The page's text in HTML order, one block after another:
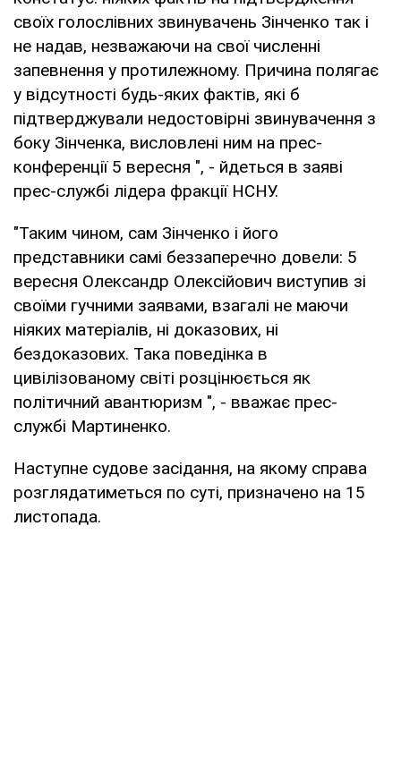
своїх голослівних звинувачень Зінченко так і
не надав, незважаючи на свої численні
запевнення у протилежному. Причина полягає
у відсутності будь-яких фактів, які б
підтверджували недостовірні звинувачення з
боку Зінченка, висловлені ним на прес-
конференції 5 вересня ", - йдеться в заяві
прес-службі лідера фракції НСНУ.
"Таким чином, сам Зінченко і його
представники самі беззаперечно довели: 5
вересня Олександр Олексійович виступив зі
своїми гучними заявами, взагалі не маючи
ніяких матеріалів, ні доказових, ні
бездоказових. Така поведінка в
цивілізованому світі розцінюється як
політичний авантюризм ", - вважає прес-
службі Мартиненко.
Наступне судове засідання, на якому справа
розглядатиметься по суті, призначено на 15
листопада.